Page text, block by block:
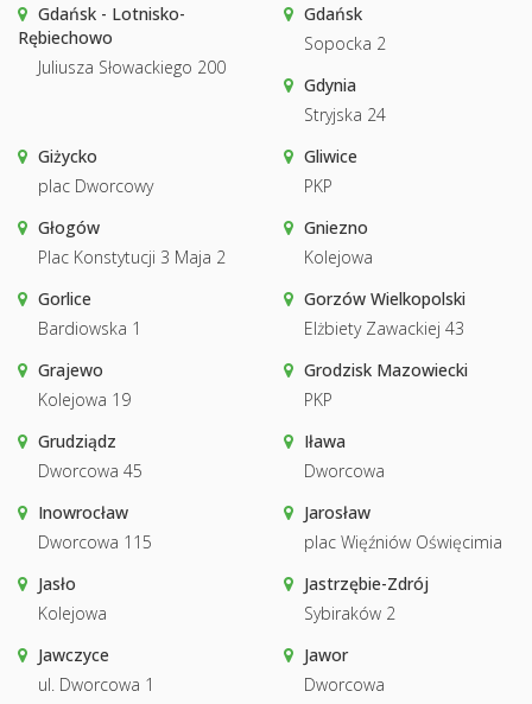
Gdańsk - Lotnisko-
Rębiechowo
Juliusza Słowackiego 200
Gdańsk
Sopocka 2
Gdynia
Stryjska 24
Giżycko
plac Dworcowy
Gliwice
PKP
Głogów
Plac Konstytucji 3 Maja 2
Gniezno
Kolejowa
Gorlice
Bardiowska 1
Gorzów Wielkopolski
Elżbiety Zawackiej 43
Grajewo
Kolejowa 19
Grodzisk Mazowiecki
PKP
Grudziądz
Dworcowa 45
Iława
Dworcowa
Inowrocław
Dworcowa 115
Jarosław
plac Więźniów Oświęcimia
Jasło
Kolejowa
Jastrzębie-Zdrój
Sybiraków 2
Jawczyce
ul. Dworcowa 1
Jawor
Dworcowa